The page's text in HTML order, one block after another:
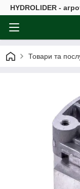
HYDROLIDER -
Товари та